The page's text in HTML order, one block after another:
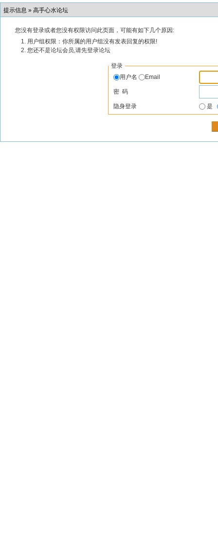
提示信息 » 高手心水论坛
您没有登录或者您没有权限访问此页面，可能有如下几个原因:
用户组权限：你所属的用户组没有发表回复的权限!
您还不是论坛会员,请先登录论坛
登录
用户名
Email
密 码
隐身登录 是